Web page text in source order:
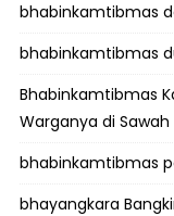
bhabinkamtibmas
bhabinkamtibmas
Bhabinkamtibmas
Warganya di Sawah
bhabinkamtibmas
bhayangkara